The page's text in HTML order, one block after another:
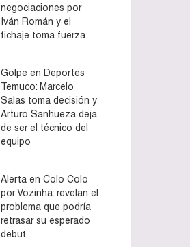
negociaciones por
Iván Román y el
fichaje toma fuerza
Golpe en Deportes
Temuco: Marcelo
Salas toma decisión y
Arturo Sanhueza deja
de ser el técnico del
equipo
Alerta en Colo Colo
por Vozinha: revelan el
problema que podría
retrasar su esperado
debut